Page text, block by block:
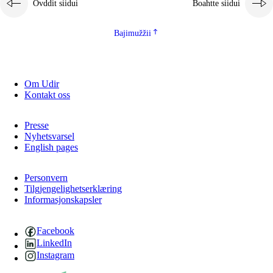
Ovddit siidui Boahtte siidui
Bajimužžii
Om Udir
Kontakt oss
Presse
Nyhetsvarsel
English pages
Personvern
Tilgjengelighetserklæring
Informasjonskapsler
Facebook
LinkedIn
Instagram